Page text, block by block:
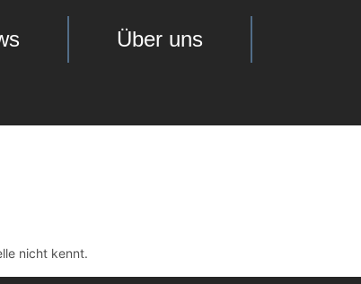
Über uns
nicht kennt.